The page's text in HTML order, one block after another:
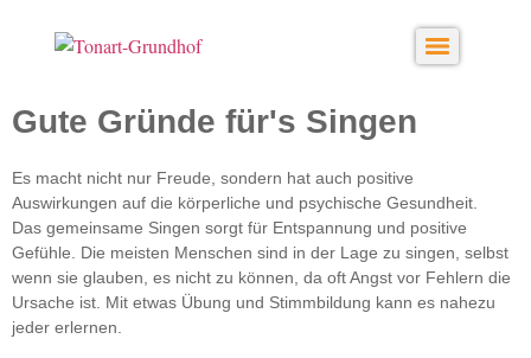
Gute Gründe für's Singen
Es macht nicht nur Freude, sondern hat auch positive
Auswirkungen auf die körperliche und psychische Gesundheit.
Das gemeinsame Singen sorgt für Entspannung und positive
Gefühle. Die meisten Menschen sind in der Lage zu singen, selbst
wenn sie glauben, es nicht zu können, da oft Angst vor Fehlern die
Ursache ist. Mit etwas Übung und Stimmbildung kann es nahezu
jeder erlernen.